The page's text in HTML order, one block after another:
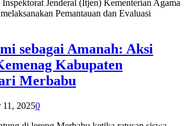
Jenderal (Itjen) Kementerian Agama
Pemantauan dan Evaluasi
sebagai Amanah: Aksi
Kabupaten
Merbabu
11, 20250